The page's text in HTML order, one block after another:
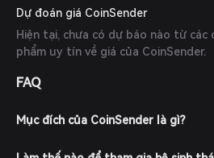
Dự đoán giá CoinSender
Hiện tại, chưa có dự báo nào từ các
phẩm uy tín về giá của CoinSender.
FAQ
Mục đích của CoinSender là gì?